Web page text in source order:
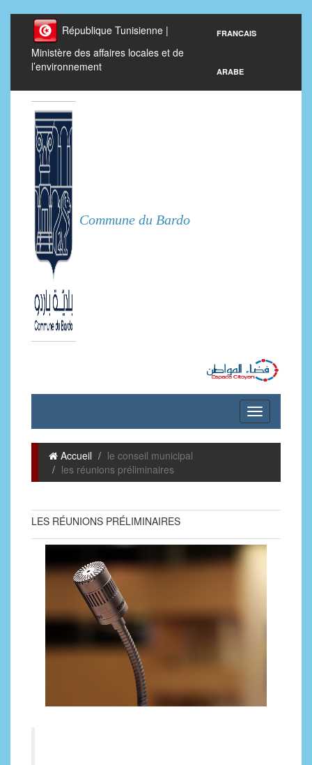
République Tunisienne |
Ministère des affaires locales et de
l’environnement
FRANCAIS
ARABE
Commune du Bardo
Accueil
le conseil municipal
les réunions préliminaires
LES RÉUNIONS PRÉLIMINAIRES